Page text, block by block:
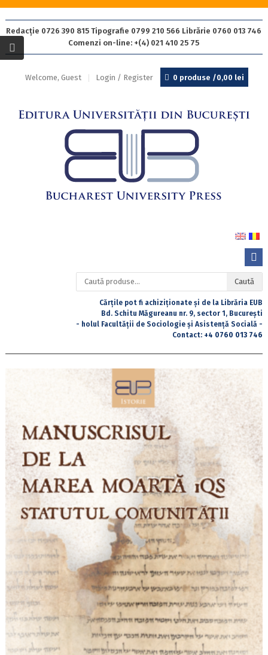
Redacție 0726 390 815 Tipografie 0799 210 566 Librărie 0760 013 746
Comenzi on-line: +(4) 021 410 25 75
Welcome, Guest Login / Register 0 produse /0,00 lei
Caută
după:
Caută
Cărțile pot fi achiziționate și de la Librăria EUB
Bd. Schitu Măgureanu nr. 9, sector 1, București
- holul Facultății de Sociologie și Asistență Socială -
Contact: +4 0760 013 746